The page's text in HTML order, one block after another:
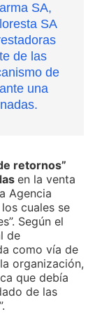
SA,
SA
de las
de
una
retornos”
en la venta
Agencia
cuales se
Según el
de
como vía de
organización,
que debía
de las